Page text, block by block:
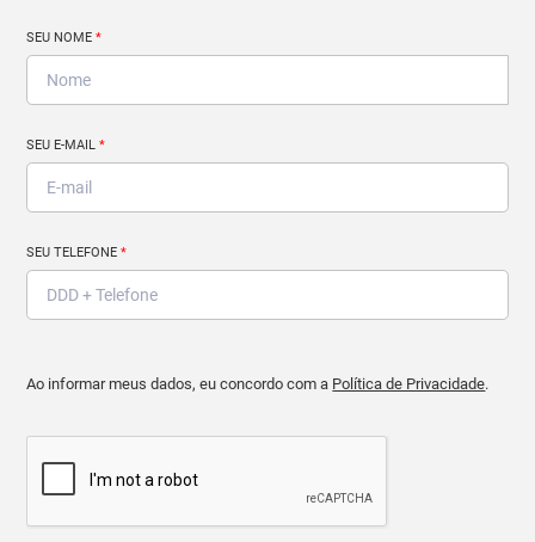
SEU NOME*
SEU E-MAIL*
SEU TELEFONE*
Ao informar meus dados, eu concordo com a Política de Privacidade.